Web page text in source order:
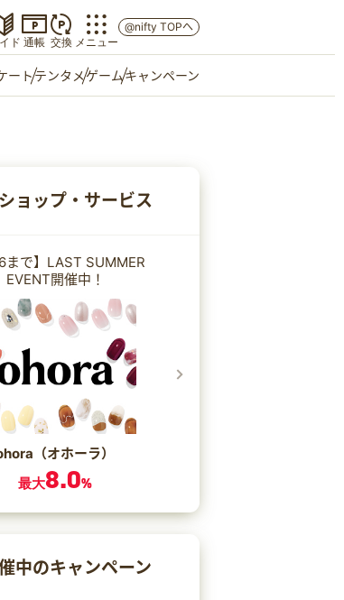
ド 通帳 交換 メニュー
@nifty TOPへ
ートテンタメゲームキャンペーン
ョップ・サービス
まで】LAST SUMMER
EVENT開催中！
（オホーラ）
最大8.0%
中のキャンペーン